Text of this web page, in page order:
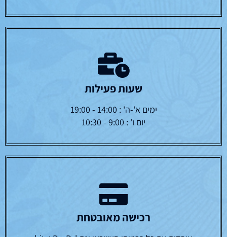
שעות פעילות
ימים א'-ה' : 14:00 - 19:00
יום ו' : 9:00 - 10:30
רכישה מאובטחת